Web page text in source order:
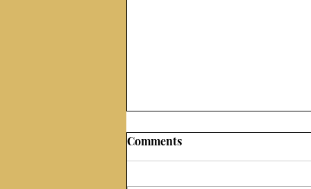
Comments